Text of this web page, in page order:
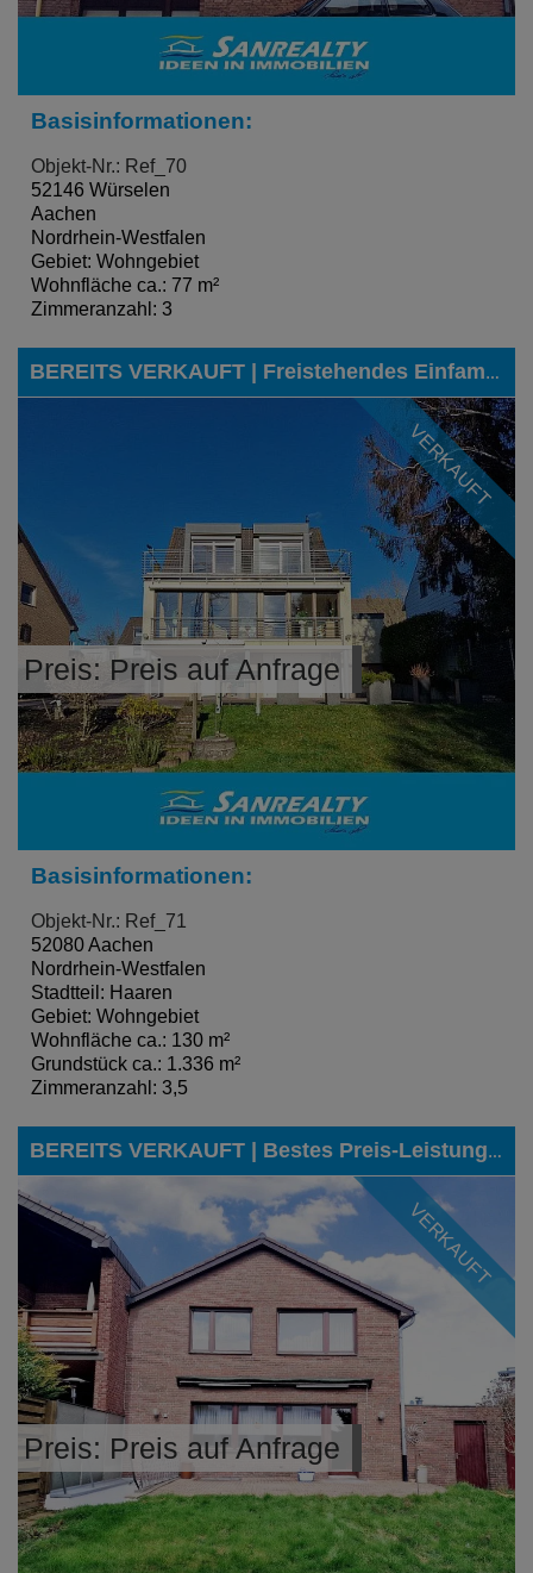
Basisinformationen:
Objekt-Nr.: Ref_70
52146 Würselen
Aachen
Nordrhein-Westfalen
Gebiet: Wohngebiet
Wohnfläche ca.: 77 m²
Zimmeranzahl: 3
BEREITS VERKAUFT | Freistehendes Einfamilienhaus mit zwei Garagen in gefragter Lage von Aachen-Haaren
VERKAUFT
Basisinformationen:
Objekt-Nr.: Ref_71
52080 Aachen
Nordrhein-Westfalen
Stadtteil: Haaren
Gebiet: Wohngebiet
Preis: Preis auf Anfrage
Wohnfläche ca.: 130 m²
Grundstück ca.: 1.336 m²
Zimmeranzahl: 3,5
BEREITS VERKAUFT | Bestes Preis-Leistungs-Verhältnis gesucht? - Eine wirklich tolle Alternative zu einem Neubauprojekt!
VERKAUFT
Preis: Preis auf Anfrage